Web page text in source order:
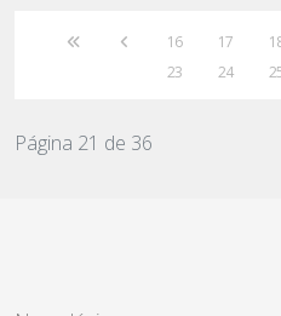
16 17
23
24
Página 21 de 36